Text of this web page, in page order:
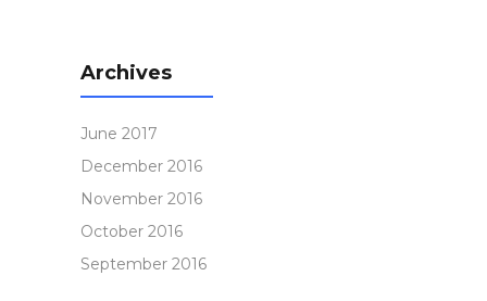
Archives
June 2017
December 2016
November 2016
October 2016
September 2016